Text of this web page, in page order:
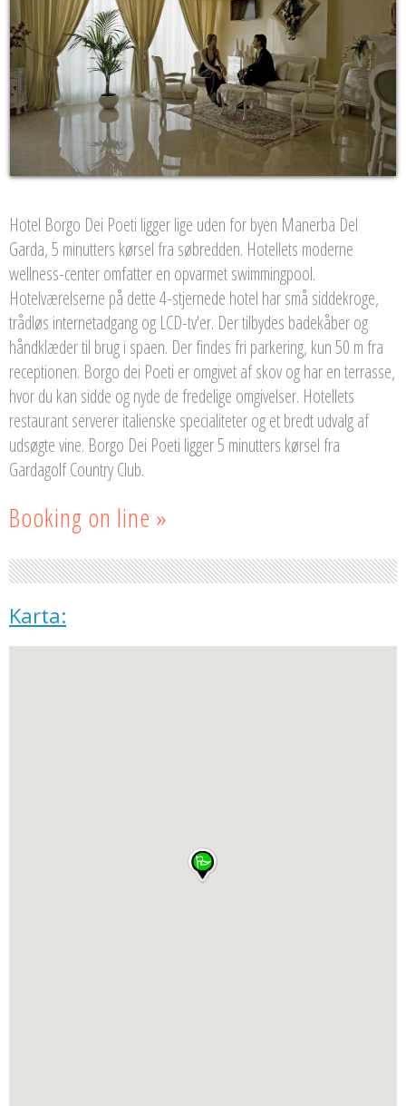
Hotel Borgo Dei Poeti ligger lige uden for byen Manerba Del
Garda, 5 minutters kørsel fra søbredden. Hotellets moderne
wellness-center omfatter en opvarmet swimmingpool.
Hotelværelserne på dette 4-stjernede hotel har små siddekroge,
trådløs internetadgang og LCD-tv'er. Der tilbydes badekåber og
håndklæder til brug i spaen. Der findes fri parkering, kun 50 m fra
receptionen. Borgo dei Poeti er omgivet af skov og har en terrasse,
hvor du kan sidde og nyde de fredelige omgivelser. Hotellets
restaurant serverer italienske specialiteter og et bredt udvalg af
udsøgte vine. Borgo Dei Poeti ligger 5 minutters kørsel fra
Gardagolf Country Club.
Booking on line »
Karta: